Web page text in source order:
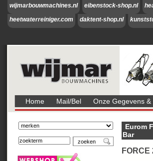
wijmarbouwmachines.nl eibenstock-shop.nl
heetwaterreiniger.com
daktent-shop.nl
Home Mail/bel Onze Gegevens
Eurom
Bar